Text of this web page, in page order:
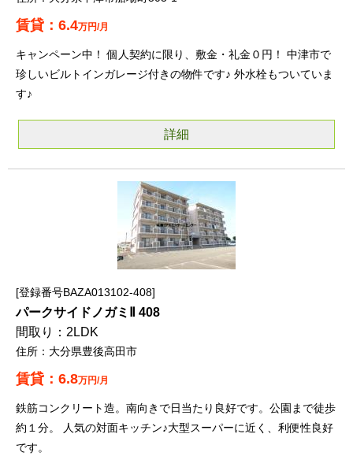
6.4万円/月
キャンペーン中！ 個人契約に限り、敷金・礼金０円！ 中津市で
珍しいビルトインガレージ付きの物件です♪ 外水栓もついていま
す♪
詳細
登録番号BAZA013102-408
パークサイドノガミⅡ 408
2LDK
大分県豊後高田市
6.8万円/月
鉄筋コンクリート造。南向きで日当たり良好です。公園まで徒歩
約１分。 人気の対面キッチン♪大型スーパーに近く、利便性良好
です。